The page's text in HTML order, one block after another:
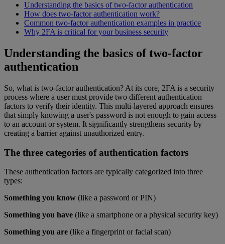
Understanding the basics of two-factor authentication
How does two-factor authentication work?
Common two-factor authentication examples in practice
Why 2FA is critical for your business security
Understanding the basics of two-factor
authentication
So, what is two-factor authentication? At its core, 2FA is a security
process where a user must provide two different authentication
factors to verify their identity. This multi-layered approach ensures
that simply knowing a user's password is not enough to gain access
to an account or system. It significantly strengthens security by
creating a barrier against unauthorized entry.
The three categories of authentication factors
These authentication factors are typically categorized into three
types:
Something you know (like a password or PIN)
Something you have (like a smartphone or a physical security key)
Something you are (like a fingerprint or facial scan)